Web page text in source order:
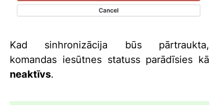
Kad sinhronizācija būs pārtraukta,
komandas iesūtnes statuss parādīsies kā
neaktīvs.